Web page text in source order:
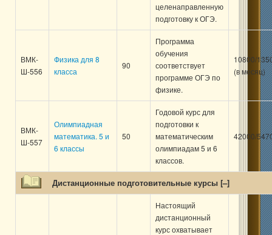
целенаправленную
подготовку к ОГЭ.
ВМК-
Ш-556
Физика для 8
класса
90
Программа
обучения
соответствует
программе ОГЭ по
физике.
10800/
(в месяц)
ВМК-
Ш-557
Олимпиадная
математика. 5 и
6 классы
50
Годовой курс для
подготовки к
математическим
олимпиадам 5 и 6
классов.
42000/
Дистанционные подготовительные курсы [–]
Настоящий
дистанционный
курс охватывает